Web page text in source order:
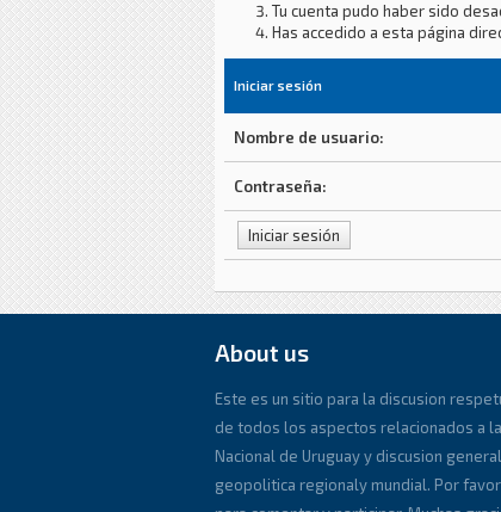
Tu cuenta pudo haber sido
Has accedido a esta página
Iniciar sesión
Nombre de usuario:
Contraseña:
About us
Este es un sitio para la discusion
de todos los aspectos relacionados a
Nacional de Uruguay y discusion
geopolitica regionaly mundial. Por